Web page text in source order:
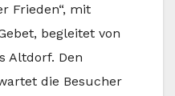
Frieden“, mit
begleitet von
Altdorf. Den
die Besucher